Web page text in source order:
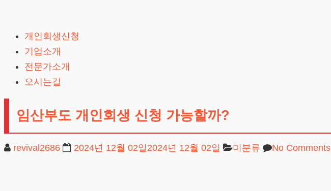
content
개인회생신청
기업소개
전문가소개
오시는길
임산부도 개인회생 신청 가능할까?
revival2686 2024년 12월 02일 2024년 12월 02일 미분류 No Comments